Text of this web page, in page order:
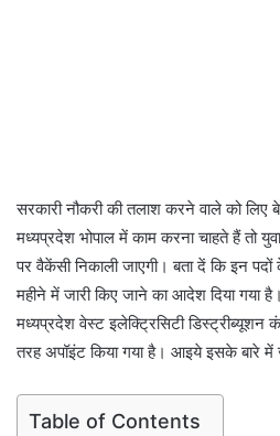
सरकारी नौकरी की तलाश करने वाले को
मध्यप्रदेश भोपाल में काम करना चाहते हैं तो
पर वैकेंसी निकाली जाएगी। बता दें कि इन
महीने में जारी किए जाने का आदेश दिया गया
मध्यप्रदेश वेस्ट इलेक्ट्रिसिटी डिस्ट्रीब्यूशन
तरह अपॉइंट किया गया है। आइये इसके बारे में
Table of Contents